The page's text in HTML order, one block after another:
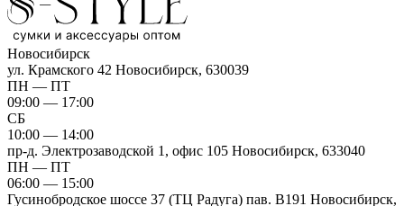
Новосибирск
ул. Крамского 42 Новосибирск, 630039
ПН — ПТ
09:00 — 17:00
СБ
10:00 — 14:00
пр-д. Электрозаводской 1, офис 105 Новосибирск, 633040
ПН — ПТ
06:00 — 15:00
Гусинобродское шоссе 37 (ТЦ Радуга) пав. B191 Новосибирск,